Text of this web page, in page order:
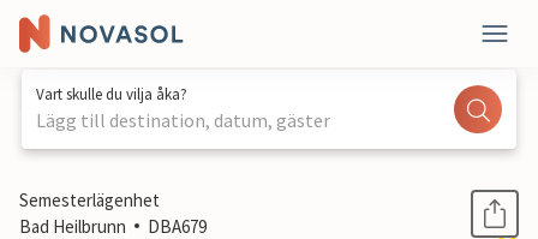
Vart skulle du vilja åka?
Lägg till destination, datum, gäster
1 / 11
Semesterlägenhet
Bad Heilbrunn
DBA679